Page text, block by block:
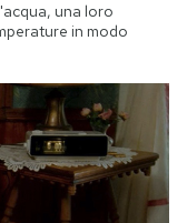
una loro
in modo